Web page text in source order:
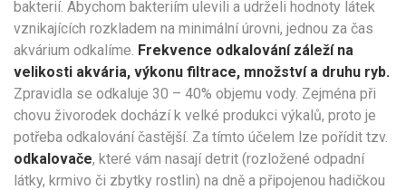
bakterií. Abychom bakteriím ulevili a udrželi hodnoty látek
vznikajících rozkladem na minimální úrovni, jednou za čas
akvárium odkalíme. Frekvence odkalování záleží na
velikosti akvária, výkonu filtrace, množství a druhu ryb.
Zpravidla se odkaluje 30 – 40% objemu vody. Zejména při
chovu živorodek dochází k velké produkci výkalů, proto je
potřeba odkalování častější. Za tímto účelem lze pořídit tzv.
odkalovače, které vám nasají detrit (rozložené odpadní
látky, krmivo či zbytky rostlin) na dně a připojenou hadičkou